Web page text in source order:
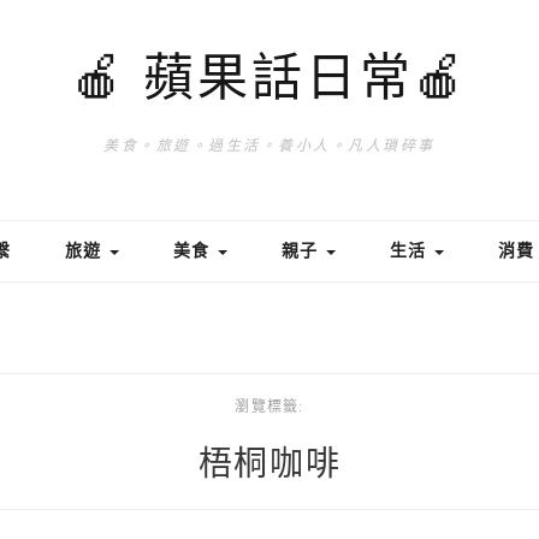
🍎 蘋果話日常🍎
美食。旅遊。過生活。養小人。凡人瑣碎事
旅遊 美食 親子 生活 消費
瀏覽標籤:
梧桐咖啡